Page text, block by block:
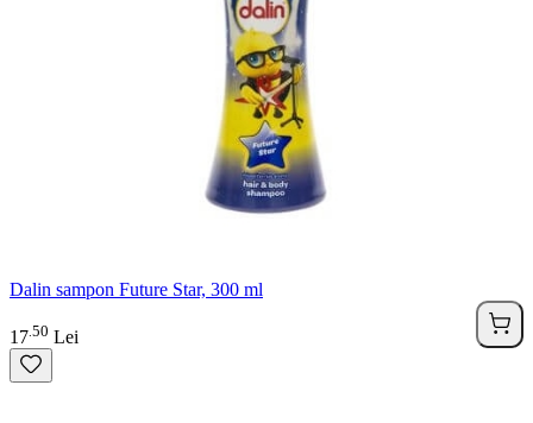
Dalin sampon Future Star, 300 ml
17 50 Lei